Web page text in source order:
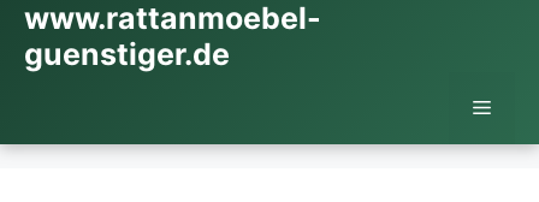
Zum
Inhalt
springen
www.rattanmoebel-
guenstiger.de
Menü